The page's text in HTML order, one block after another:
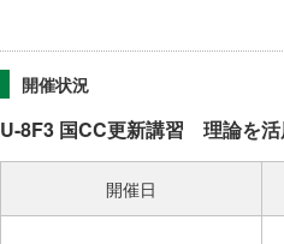
開催状況
U-8F3 国CC更新講習 理論を活
開催日